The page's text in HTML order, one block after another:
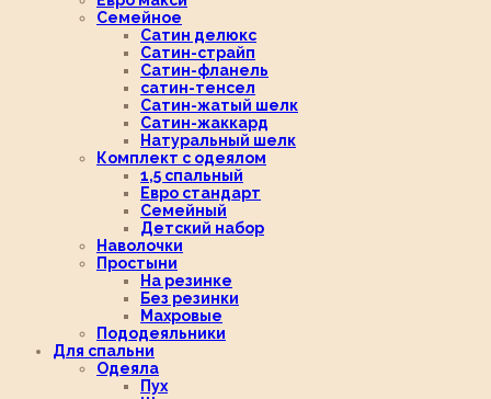
Семейное
Сатин делюкс
Сатин-страйп
Сатин-фланель
сатин-тенсел
Сатин-жатый шелк
Сатин-жаккард
Натуральный шелк
Комплект с одеялом
1,5 спальный
Евро стандарт
Семейный
Детский набор
Наволочки
Простыни
На резинке
Без резинки
Махровые
Пододеяльники
Для спальни
Одеяла
Пух